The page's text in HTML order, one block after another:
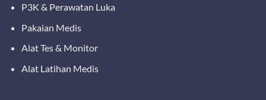
P3K & Perawatan Luka
Pakaian Medis
Alat Tes & Monitor
Alat Latihan Medis